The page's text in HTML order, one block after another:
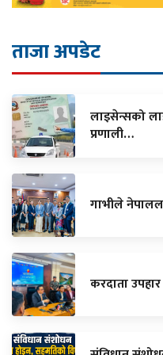
ताजा अपडेट
लाइसेन्सको
प्रणाली…
गाभीले
करदाता